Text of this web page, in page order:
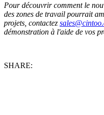
Pour découvrir comment le
des zones de travail pourrait
projets, contactez
démonstration à l'aide de vos
SHARE: